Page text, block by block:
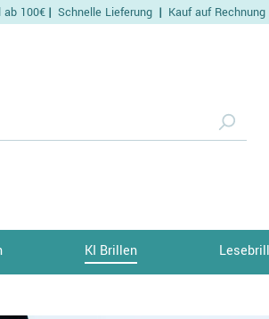
ab 100€ | Schnelle Lieferung | Kauf auf Rechnung
KI Brillen